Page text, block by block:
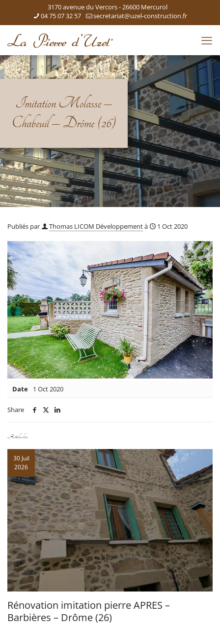
3170 avenue du Vercors - 26600 Mercurol
04 75 07 32 57
secretariat@uzel-construction.fr
Imitation Molasse –
Chabeuil – Drôme (26)
Publiés par Thomas LICOM Développementà 1 Oct 2020
Date 1 Oct 2020
Share
Articles liés
30 Juil
2026
Rénovation imitation pierre APRES –
Barbières – Drôme (26)